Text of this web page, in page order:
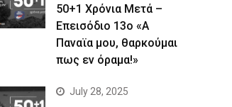
50+1 Χρόνια Μετά –
Επεισόδιο 13ο «Α
Παναϊα μου, θαρκούμαι
πως εν όραμα!»
July 28, 2025